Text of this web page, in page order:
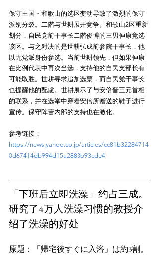
保守王国・和歌山的选区变动导致了激烈的保守
派别分裂。二階与世耕展开竞争。和歌山2区重新
划分，自民党前干事长二階俊博的三男伸康竞选
该区。与之对决的是世耕弘成前参院干事长，他
以无党派身份参选。当前世耕领先，但如果伸康
在比例代表中再次当选，支持他的自民支部长有
可能取胜。世耕寻求追加选票，而自民党干事长
也提醒他的配慮。世耕展示了与安倍晋三元首相
的联系，并在选举中穿着安倍所赠送的鞋子进行
参考链接：
https://news.yahoo.co.jp/articles/cc81b32284714
0d67414db994d15a2883b93cde4
「下班后立即洗澡」约占三成。
研究了4万人洗澡习惯的教授介
绍了洗澡的好处
原题：「帰宅後すぐに入浴」は約3割。